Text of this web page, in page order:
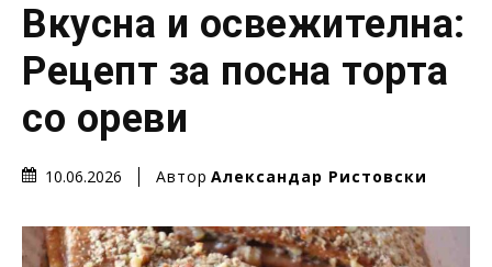
Вкусна и освежителна:
Рецепт за посна торта
со ореви
10.06.2026 Автор Александар Ристовски